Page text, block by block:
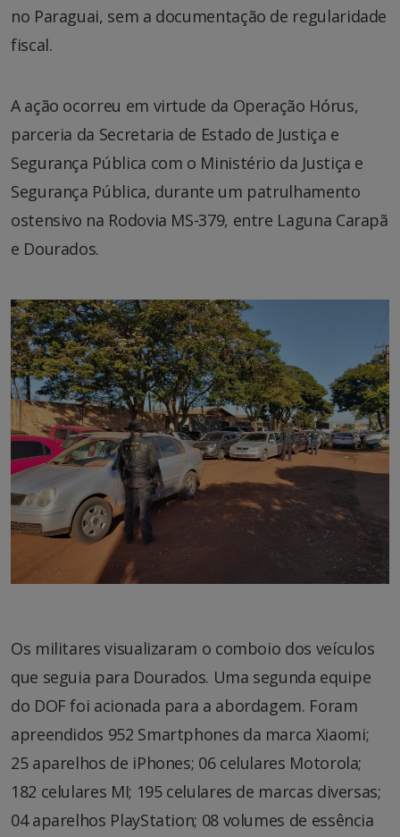
no Paraguai, sem a documentação de regularidade
fiscal.
A ação ocorreu em virtude da Operação Hórus,
parceria da Secretaria de Estado de Justiça e
Segurança Pública com o Ministério da Justiça e
Segurança Pública, durante um patrulhamento
ostensivo na Rodovia MS-379, entre Laguna Carapã
e Dourados.
Os militares visualizaram o comboio dos veículos
que seguia para Dourados. Uma segunda equipe
do DOF foi acionada para a abordagem. Foram
apreendidos 952 Smartphones da marca Xiaomi;
25 aparelhos de iPhones; 06 celulares Motorola;
182 celulares MI; 195 celulares de marcas diversas;
04 aparelhos PlayStation; 08 volumes de essência